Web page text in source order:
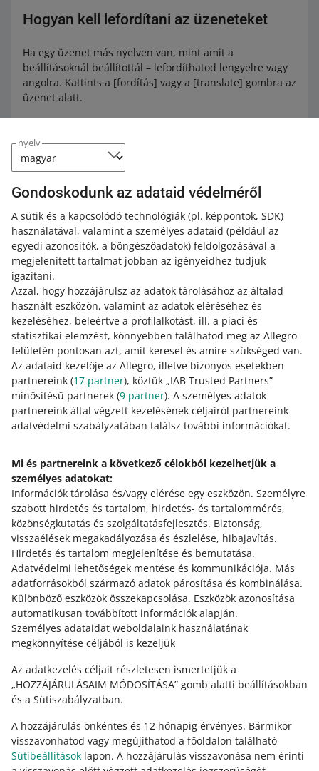
nyelv
Gondoskodunk az adataid védelméről
A sütik és a kapcsolódó technológiák (pl. képpontok, SDK)
használatával, valamint a személyes adataid (például az
egyedi azonosítók, a böngészőadatok) feldolgozásával a
megjelenített tartalmat jobban az igényeidhez tudjuk
igazítani.
Azzal, hogy hozzájárulsz az adatok tárolásához az általad
használt eszközön, valamint az adatok eléréséhez és
kezeléséhez, beleértve a profilalkotást, ill. a piaci és
statisztikai elemzést, könnyebben találhatod meg az Allegro
felületén pontosan azt, amit keresel és amire szükséged van.
Az adataid kezelője az Allegro, illetve bizonyos esetekben
partnereink (17 partner), köztük „IAB Trusted Partners”
minősítésű partnerek (9 partner). A személyes adatok
partnereink által végzett kezelésének céljairól partnereink
adatvédelmi szabályzatában találsz további információkat.
Mi és partnereink a következő célokból kezelhetjük a
személyes adatokat:
Információk tárolása és/vagy elérése egy eszközön. Személyre
szabott hirdetés és tartalom, hirdetés- és tartalommérés,
közönségkutatás és szolgáltatásfejlesztés. Biztonság,
visszaélések megakadályozása és észlelése, hibajavítás.
Hirdetés és tartalom megjelenítése és bemutatása.
Adatvédelmi lehetőségek mentése és kommunikációja. Más
adatforrásokból származó adatok párosítása és kombinálása.
Különböző eszközök összekapcsolása. Eszközök azonosítása
automatikusan továbbított információk alapján.
Személyes adataidat weboldalaink használatának
megkönnyítése céljából is kezeljük
Az adatkezelés céljait részletesen ismertetjük a
„HOZZÁJÁRULÁSAIM MÓDOSÍTÁSA” gomb alatti beállításokban
és a Sütiszabályzatban.
A hozzájárulás önkéntes és 12 hónapig érvényes. Bármikor
visszavonhatod vagy megújíthatod a főoldalon található
Sütibeállítások lapon. A hozzájárulás visszavonása nem érinti
Hogyan kell lefordítani az üzeneteket
Ha egy üzenet más nyelven van, mint amit a
beállításoknál beállítottál – lefordíthatod lengyelre vagy
angolra. Kattints a [fordítás] vagy a [translate] gombra az
üzenet alatt.
original text] opcióra kattintasz – az üzenetet ismét az
eredeti nyelven fogod látni.
Mikor nem láthatod a fordítás
lehetőségét
Ha az üzenet nyelve megegyezik a
beállításokban beállított nyelvvel.
Ha nem ismerjük fel az üzenet
nyelvét.
Mennyi ideig tároljuk a levelezést az
Üzenetközpontban
számított 6 hónapigtároljuk az Üzenetközpontban. Ezt
követően mind az üzenetet, mind az üzenethez csatolt
mellékleteket töröljük.
Segítségre van szükséged?
VEDD FEL VELÜNK A KAPCSOLATOT
Ez az oldal más nyelveken is elérhető.